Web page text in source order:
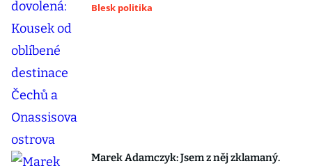
Blesk politika
Marek Adamczyk: Jsem z něj zklamaný.